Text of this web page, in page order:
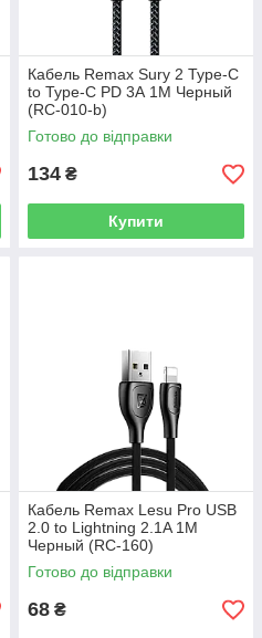
Кабель Remax Sury 2 Type-C
to Type-C PD 3А 1M Черный
(RC-010-b)
Готово до відправки
134 ₴
Купити
Кабель Remax Lesu Pro USB
2.0 to Lightning 2.1A 1M
Черный (RC-160)
Готово до відправки
68 ₴